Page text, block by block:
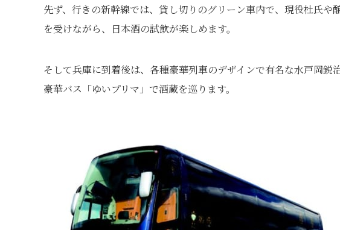
先ず、行きの新幹線では、貸し切りのグリーン車内で、 現役杜氏や
を受けながら、日本酒の試飲が楽しめます。
そして兵庫に到着後は、各種豪華列車のデザインで有名な水戸岡鋭
豪華バス「ゆいプリマ」で酒蔵を巡ります。